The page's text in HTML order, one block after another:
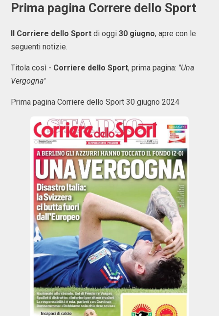
Prima pagina Correre dello Sport
Il Corriere dello Sport di oggi 30 giugno, apre con le
seguenti notizie.
Titola così - Corriere dello Sport, prima pagina: "Una
Vergogna"
Prima pagina Corriere dello Sport 30 giugno 2024